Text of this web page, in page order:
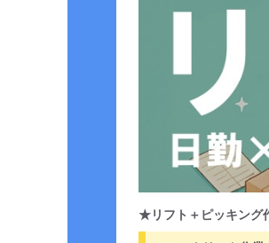
★リフト＋ピッキング